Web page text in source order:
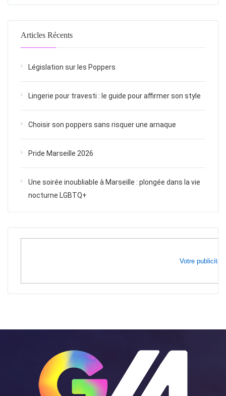
Articles Récents
Législation sur les Poppers
Lingerie pour travesti : le guide pour affirmer son style
Choisir son poppers sans risquer une arnaque
Pride Marseille 2026
Une soirée inoubliable à Marseille : plongée dans la vie
nocturne LGBTQ+
Votre publicité